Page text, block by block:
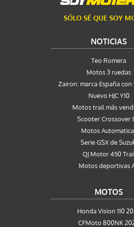
SÓLO SÉ QUE SOY
NOTICIAS
Teo Romera
Motos 3 ruedas
Zairon: marca España
Nuevo HJC Y10
Motos trail más
Scooter Crossover
Motos
Serie GSX de
QJ Motor 450
Motos deportivas
MOTOS
Honda Vision 110
CFMoto 800NK